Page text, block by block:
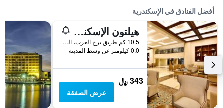
أفضل الفنادق في الإسكندرية
هيلتون الإسكندرية كينجز رانش
10.5 كم طريق برج العرب، الملك مريوط, الإسكندرية, مصر
0.0 كيلومتر عن وسط المدينة
343 ﷼
عرض الصفقة